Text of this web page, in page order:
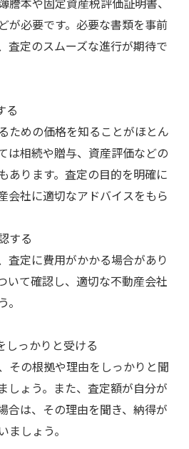
謄本や固定資産税評価証明書、
が必要です。必要な書類を事前
査定のスムーズな進行が期待で
る
ための価格を知ることがほとん
は相続や贈与、資産評価などの
あります。査定の目的を明確に
会社に適切なアドバイスをもら
する
査定に費用がかかる場合があり
いて確認し、適切な不動産会社
。
しっかりと受ける
その根拠や理由をしっかりと聞
しょう。また、査定額が自分が
合は、その理由を聞き、納得が
ましょう。